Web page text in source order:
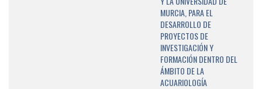
MURCIA, PARA EL
DESARROLLO DE
PROYECTOS DE
INVESTIGACIÓN Y
FORMACIÓN DENTRO DEL
ÁMBITO DE LA
ACUARIOLOGÍA